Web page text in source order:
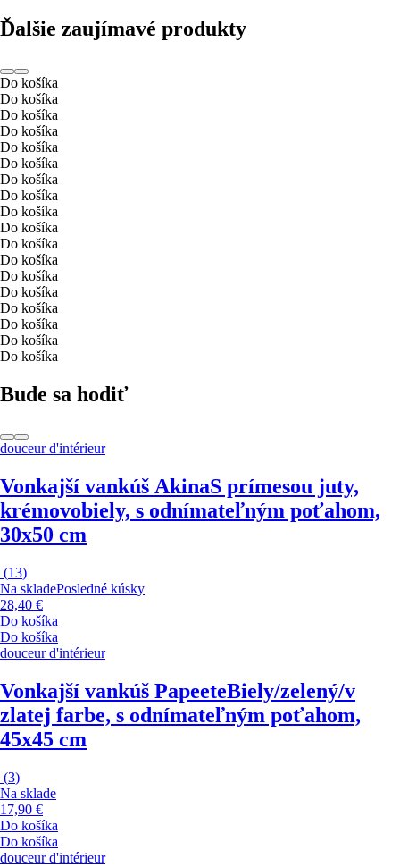
Ďalšie zaujímavé produkty
Do košíka
Do košíka
Do košíka
Do košíka
Do košíka
Do košíka
Do košíka
Do košíka
Do košíka
Do košíka
Do košíka
Do košíka
Do košíka
Do košíka
Do košíka
Do košíka
Do košíka
Do košíka
Bude sa hodiť
douceur d'intérieur
Vonkajší vankúš AkinaS prímesou juty,
krémovobiely, s odnímateľným poťahom,
30x50 cm
(13)
Na skladePosledné kúsky
28,40 €
Do košíka
Do košíka
douceur d'intérieur
Vonkajší vankúš PapeeteBiely/zelený/v
zlatej farbe, s odnímateľným poťahom,
45x45 cm
(3)
Na sklade
17,90 €
Do košíka
Do košíka
douceur d'intérieur